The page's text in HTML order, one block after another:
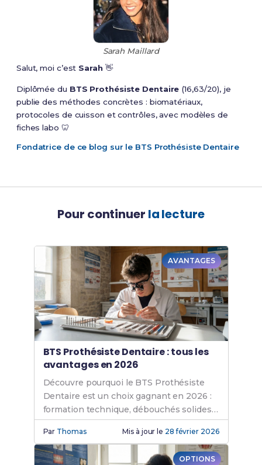
Sarah Maillard
Salut, moi c’est Sarah👋
Diplômée du BTS Prothésiste Dentaire (16,63/20), je
publie des méthodes concrètes : biomatériaux,
protocoles de cuisson et contrôles, avec modèles de
fiches labo 🦷
Fondatrice de ce blog sur le BTS Prothésiste Dentaire
Pour continuer la lecture
AVANTAGES
BTS Prothésiste Dentaire : tous les
avantages en 2026
Découvre pourquoi le BTS Prothésiste
Dentaire est un choix gagnant en 2026 :
formation technique, débouchés solides,
salaires et dates d'examens à jour.
Par Thomas Mis à jour le 28 février 2026
OPTIONS